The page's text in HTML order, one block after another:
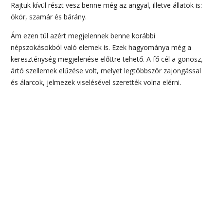
Rajtuk kívül részt vesz benne még az angyal, illetve állatok is:
ökör, szamár és bárány.
Ám ezen túl azért megjelennek benne korábbi
népszokásokból való elemek is. Ezek hagyománya még a
kereszténység megjelenése előttre tehető. A fő cél a gonosz,
ártó szellemek elűzése volt, melyet legtöbbször zajongással
és álarcok, jelmezek viselésével szerették volna elérni.